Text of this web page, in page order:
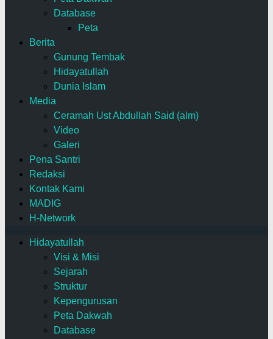
Database
Peta
Berita
Gunung Tembak
Hidayatullah
Dunia Islam
Media
Ceramah Ust Abdullah Said (alm)
Video
Galeri
Pena Santri
Redaksi
Kontak Kami
MADIG
H-Network
Hidayatullah
Visi & Misi
Sejarah
Struktur
Kepengurusan
Peta Dakwah
Database